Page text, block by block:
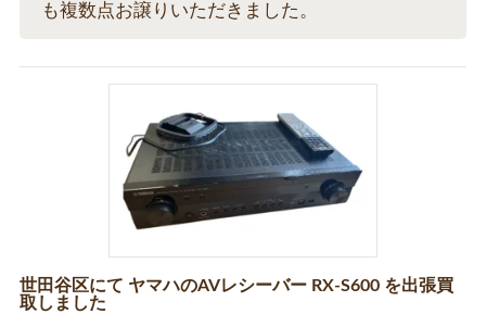
も複数点お譲りいただきました。
世田谷区にて ヤマハのAVレシーバー RX-S600 を出張買
取しました